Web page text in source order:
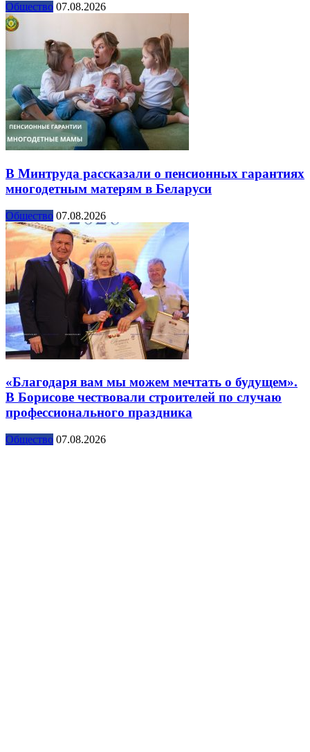
Общество 07.08.2026
В Минтруда рассказали о пенсионных гарантиях
многодетным матерям в Беларуси
Общество 07.08.2026
«Благодаря вам мы можем мечтать о будущем».
В Борисове чествовали строителей по случаю
профессионального праздника
Общество 07.08.2026